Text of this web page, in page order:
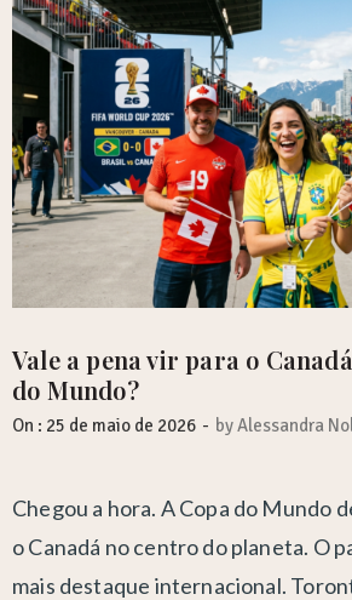
Vale a pena vir para o
do Mundo?
On : 25 de maio de 2026 - byAlessandra
Chegou a hora. A Copa do Mundo
o Canadá no centro do planeta. O
mais destaque internacional.